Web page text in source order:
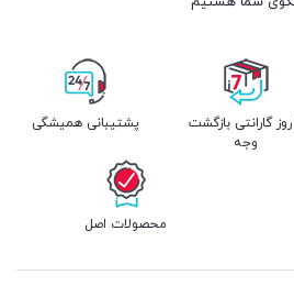
7 روز گارانتی بازگشت
وجه
پشتیبانی همیشگی
محصولات اصل